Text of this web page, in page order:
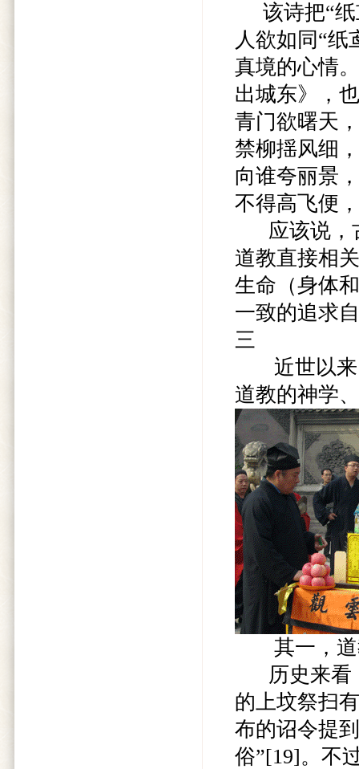
该诗把“纸
人欲如同“纸
真境的心情
出城东》，
青门欲曙天
禁柳揺风细
向谁夸丽景
不得高飞便
应该说，
道教直接相
生命（身体
一致的追求
三
近世以来
道教的神学
其一，道
历史来看
的上坟祭扫
布的诏令提
俗”[19]。不